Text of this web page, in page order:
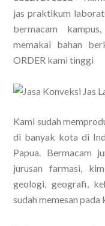
jas praktikum
bermacam
memakai bahan
ORDER kami tinggi
Kami sudah
di banyak kota di
Papua. Bermacam
jurusan farmasi,
geologi, geografi,
sudah memesan pada